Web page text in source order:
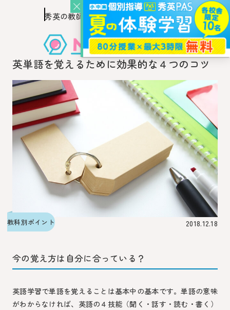
このページの本文へ移動
秀英の教師を知り、
秀英の教師から教わるウェブ・メディア
英単語を覚えるために効果的な４つのコツ
教科別ポイント 2018.12.18
今の覚え方は自分に合っている？
英語学習で単語を覚えることは基本中の基本です。単語の意味
がわからなければ、英語の４技能（聞く・話す・読む・書く）